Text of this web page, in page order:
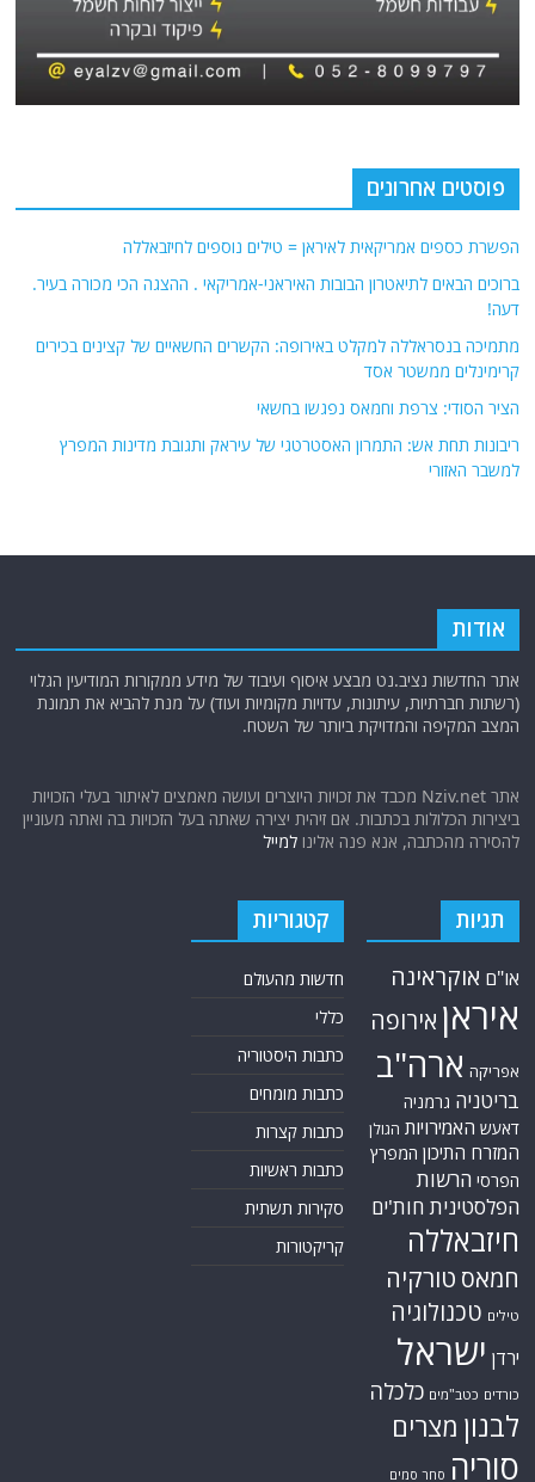
פוסטים אחרונים
הפשרת כספים אמריקאית לאיראן = טילים נוספים לחיזבאללה
ברוכים הבאים לתיאטרון הבובות האיראני-אמריקאי . ההצגה הכי מכורה בעיר.
דעה!
מתמיכה בנסראללה למקלט באירופה: הקשרים החשאיים של קצינים בכירים
קרימינלים ממשטר אסד
הציר הסודי: צרפת וחמאס נפגשו בחשאי
ריבונות תחת אש: התמרון האסטרטגי של עיראק ותגובת מדינות המפרץ
למשבר האזורי
אודות
אתר החדשות נציב.נט מבצע איסוף ועיבוד של מידע ממקורות המודיעין הגלוי
(רשתות חברתיות, עיתונות, עדויות מקומיות ועוד) על מנת להביא את תמונת
המצב המקיפה והמדויקת ביותר של השטח.
אתר Nziv.net מכבד את זכויות היוצרים ועושה מאמצים לאיתור בעלי הזכויות
ביצירות הכלולות בכתבות. אם זיהית יצירה שאתה בעל הזכויות בה ואתה מעוניין
להסירה מהכתבה, אנא פנה אלינולמייל
תגיות
או"ם אוקראינה
איראן אירופה
אפריקה ארה"ב
בריטניה גרמניה
דאעש האמירויות הגולן
המזרח התיכון המפרץ
הפרסי הרשות
הפלסטינית חות'ים
חיזבאללה
חמאס טורקיה
טילים טכנולוגיה
ירדן ישראל
כורדים כטב"מים כלכלה
לבנון מצרים
סוריה סחר סמים
קטגוריות
חדשות מהעולם
כללי
כתבות היסטוריה
כתבות מומחים
כתבות קצרות
כתבות ראשיות
סקירות תשתית
קריקטורות